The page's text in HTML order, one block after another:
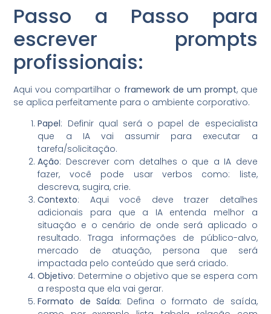
Passo a Passo para
escrever prompts
profissionais:
Aqui vou compartilhar o framework de um prompt, que
se aplica perfeitamente para o ambiente corporativo.
Papel: Definir qual será o papel de especialista
que a IA vai assumir para executar a
tarefa/solicitação.
Ação: Descrever com detalhes o que a IA deve
fazer, você pode usar verbos como: liste,
descreva, sugira, crie.
Contexto: Aqui você deve trazer detalhes
adicionais para que a IA entenda melhor a
situação e o cenário de onde será aplicado o
resultado. Traga informações de público-alvo,
mercado de atuação, persona que será
impactada pelo conteúdo que será criado.
Objetivo: Determine o objetivo que se espera com
a resposta que ela vai gerar.
Formato de Saída: Defina o formato de saída,